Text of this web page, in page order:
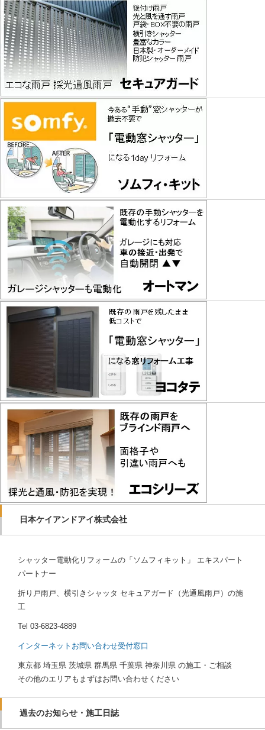
日本ケイアンドアイ株式会社
シャッター電動化リフォームの「ソムフィキット」 エキスパート
パートナー
折り戸雨戸、横引きシャッタ セキュアガード（光通風雨戸）の施
工
Tel 03-6823-4889
インターネットお問い合わせ受付窓口
東京都 埼玉県 茨城県 群馬県 千葉県 神奈川県 の施工・ご相談
その他のエリアもまずはお問い合わせください
過去のお知らせ・施工日誌